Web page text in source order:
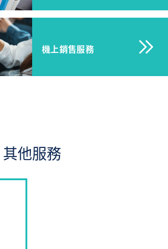
機上銷售服務
其他服務